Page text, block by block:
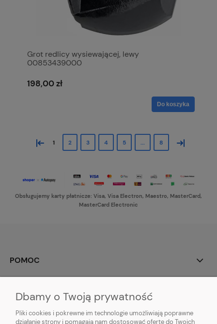
Grot redlicy wysiewającej, lewy
00853439000
198,00 zł
Do koszyka
« 1 2 3 4 5 ... 8 »
Obsługujemy karty płatnicze: Visa, Visa Electron, Maestro, MasterCard,
MasterCard Electronic
POMOC
PŁATNOŚCI I DOSTAWA
Dbamy o Twoją prywatność
Pliki cookies i pokrewne im technologie umożliwiają poprawne
działanie strony i pomagają nam dostosować ofertę do Twoich